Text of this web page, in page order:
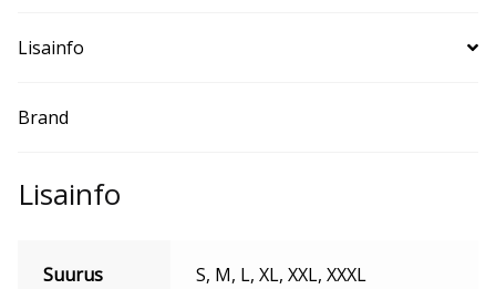
Lisainfo
Brand
Lisainfo
Suurus S, M, L, XL, XXL, XXXL